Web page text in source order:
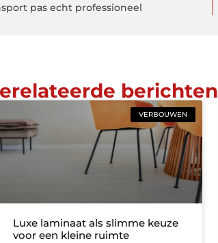
pas echt professioneel
berichten
VERBOUWEN
Luxe laminaat als slimme keuze
voor een kleine ruimte